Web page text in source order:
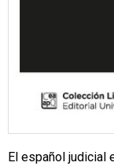
El español judicial